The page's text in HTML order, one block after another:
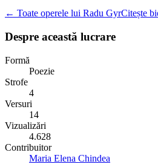
← Toate operele lui Radu GyrCitește
Despre această lucrare
Formă
Poezie
Strofe
4
Versuri
14
Vizualizări
4.628
Contribuitor
Maria Elena Chindea